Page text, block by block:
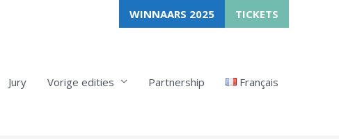
WINNAARS 2025 TICKETS
Jury Vorige edities Partnership Français